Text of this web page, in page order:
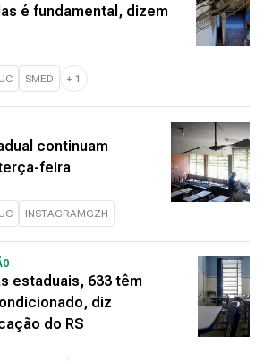
é fundamental, dizem
SMED + 1
continuam
feira
INSTAGRAMGZH
estaduais, 633 têm
diz
do RS